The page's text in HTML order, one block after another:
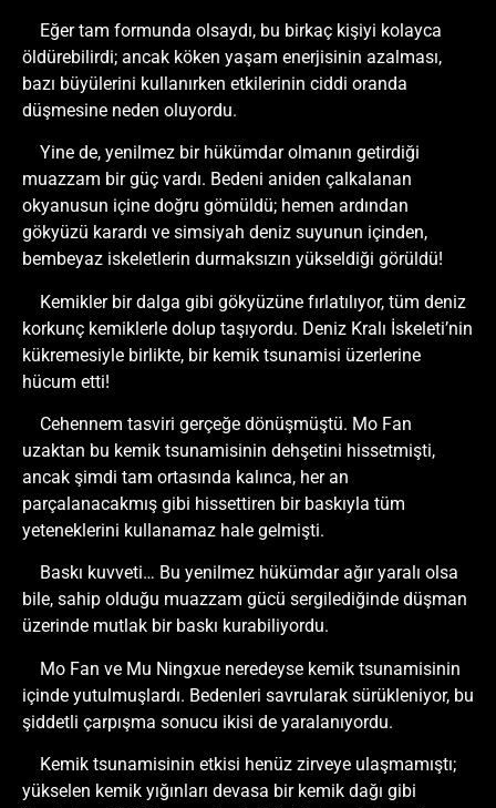
Eğer tam formunda olsaydı, bu birkaç kişiyi kolayca
öldürebilirdi; ancak köken yaşam enerjisinin azalması,
bazı büyülerini kullanırken etkilerinin ciddi oranda
düşmesine neden oluyordu.
Yine de, yenilmez bir hükümdar olmanın getirdiği
muazzam bir güç vardı. Bedeni aniden çalkalanan
okyanusun içine doğru gömüldü; hemen ardından
gökyüzü karardı ve simsiyah deniz suyunun içinden,
bembeyaz iskeletlerin durmaksızın yükseldiği görüldü!
Kemikler bir dalga gibi gökyüzüne fırlatılıyor, tüm deniz
korkunç kemiklerle dolup taşıyordu. Deniz Kralı İskeleti’nin
kükremesiyle birlikte, bir kemik tsunamisi üzerlerine
hücum etti!
Cehennem tasviri gerçeğe dönüşmüştü. Mo Fan
uzaktan bu kemik tsunamisinin dehşetini hissetmişti,
ancak şimdi tam ortasında kalınca, her an
parçalanacakmış gibi hissettiren bir baskıyla tüm
yeteneklerini kullanamaz hale gelmişti.
Baskı kuvveti… Bu yenilmez hükümdar ağır yaralı olsa
bile, sahip olduğu muazzam gücü sergilediğinde düşman
üzerinde mutlak bir baskı kurabiliyordu.
Mo Fan ve Mu Ningxue neredeyse kemik tsunamisinin
içinde yutulmuşlardı. Bedenleri savrularak sürükleniyor, bu
şiddetli çarpışma sonucu ikisi de yaralanıyordu.
Kemik tsunamisinin etkisi henüz zirveye ulaşmamıştı;
yükselen kemik yığınları devasa bir kemik dağı gibi